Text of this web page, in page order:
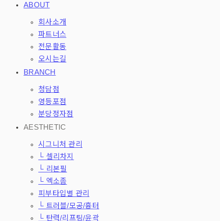
ABOUT
회사소개
파트너스
전문활동
오시는길
BRANCH
청담점
영등포점
분당정자점
AESTHETIC
시그니처 관리
└ 셀리차지
└ 리본필
└ 엑소좀
피부타입별 관리
└ 트러블/모공/흉터
└ 탄력/리프팅/윤곽